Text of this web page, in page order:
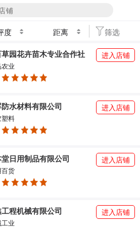
度 距离
筛选
园花卉苗木专业合作社
业
进入店铺
水材料有限公司
料
进入店铺
日用制品有限公司
货
进入店铺
程机械有限公司
业
进入店铺